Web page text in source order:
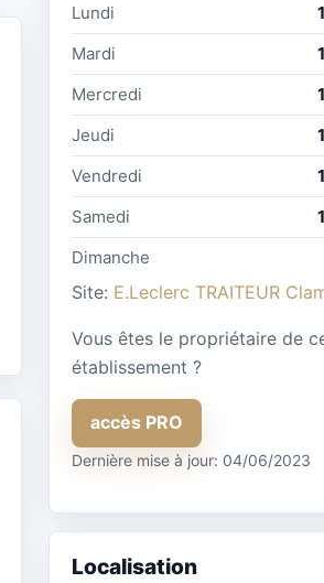
Lundi
Mardi
Mercredi
Jeudi
Vendredi
Samedi
Dimanche
Site: E.Leclerc TRAITEUR
Vous êtes le propriétaire de
établissement ?
accès PRO
Dernière mise à jour: 04/06/2023
Localisation